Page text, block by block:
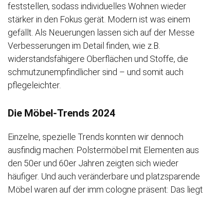
feststellen, sodass individuelles Wohnen wieder
stärker in den Fokus gerät. Modern ist was einem
gefällt. Als Neuerungen lassen sich auf der Messe
Verbesserungen im Detail finden, wie z.B.
widerstandsfähigere Oberflächen und Stoffe, die
schmutzunempfindlicher sind – und somit auch
pflegeleichter.
Die Möbel-Trends 2024
Einzelne, spezielle Trends konnten wir dennoch
ausfindig machen: Polstermöbel mit Elementen aus
den 50er und 60er Jahren zeigten sich wieder
häufiger. Und auch veränderbare und platzsparende
Möbel waren auf der imm cologne präsent: Das liegt